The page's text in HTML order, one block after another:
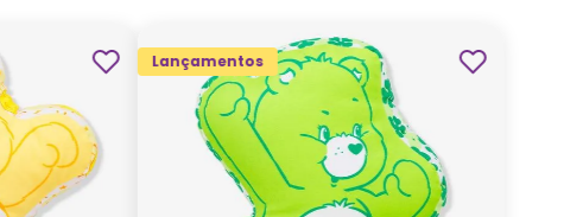
Lançamentos